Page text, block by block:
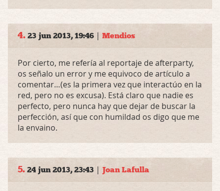
4. 23 jun 2013, 19:46 | Mendios
Por cierto, me refería al reportaje de afterparty,
os señalo un error y me equivoco de artículo a
comentar…(es la primera vez que interactúo en la
red, pero no es excusa). Está claro que nadie es
perfecto, pero nunca hay que dejar de buscar la
perfección, así que con humildad os digo que me
la envaino.
5. 24 jun 2013, 23:43 | Joan Lafulla